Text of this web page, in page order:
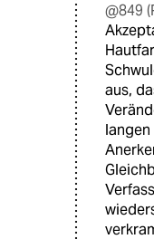
@849
aus,